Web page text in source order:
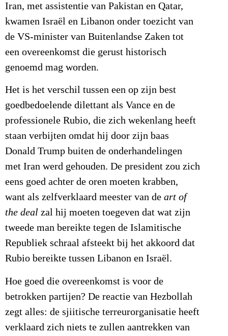
Iran, met assistentie van Pakistan en Qatar,
kwamen Israël en Libanon onder toezicht van
de VS-minister van Buitenlandse Zaken tot
een overeenkomst die gerust historisch
genoemd mag worden.
Het is het verschil tussen een op zijn best
goedbedoelende dilettant als Vance en de
professionele Rubio, die zich wekenlang heeft
staan verbijten omdat hij door zijn baas
Donald Trump buiten de onderhandelingen
met Iran werd gehouden. De president zou zich
eens goed achter de oren moeten krabben,
want als zelfverklaard meester van de art of
the deal zal hij moeten toegeven dat wat zijn
tweede man bereikte tegen de Islamitische
Republiek schraal afsteekt bij het akkoord dat
Rubio bereikte tussen Libanon en Israël.
Hoe goed die overeenkomst is voor de
betrokken partijen? De reactie van Hezbollah
zegt alles: de sjiitische terreurorganisatie heeft
verklaard zich niets te zullen aantrekken van